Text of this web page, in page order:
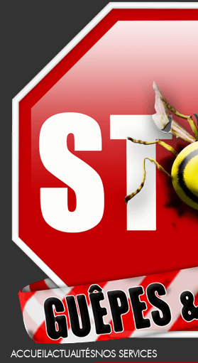
ACCUEILACTUALITÉSNOS SERVICES